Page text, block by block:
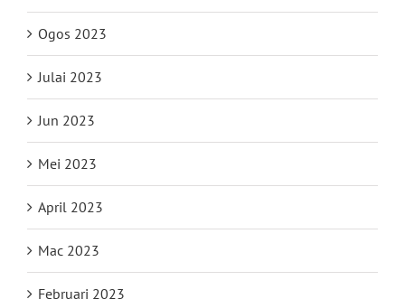
Ogos 2023
Julai 2023
Jun 2023
Mei 2023
April 2023
Mac 2023
Februari 2023